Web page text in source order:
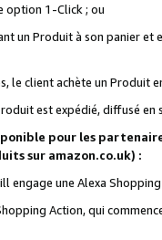
1-Click ; ou
un Produit à son panier et
client achète un Produit
est expédié, diffusé
pour les
sur amazon.co.uk) :
une Alexa
Action, qui